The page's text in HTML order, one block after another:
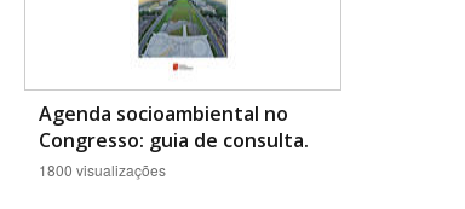
Agenda socioambiental no
Congresso: guia de consulta.
1800 visualizações